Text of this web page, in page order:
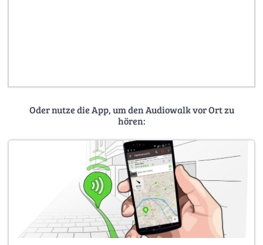
Oder nutze die App, um den Audiowalk vor Ort zu
hören: